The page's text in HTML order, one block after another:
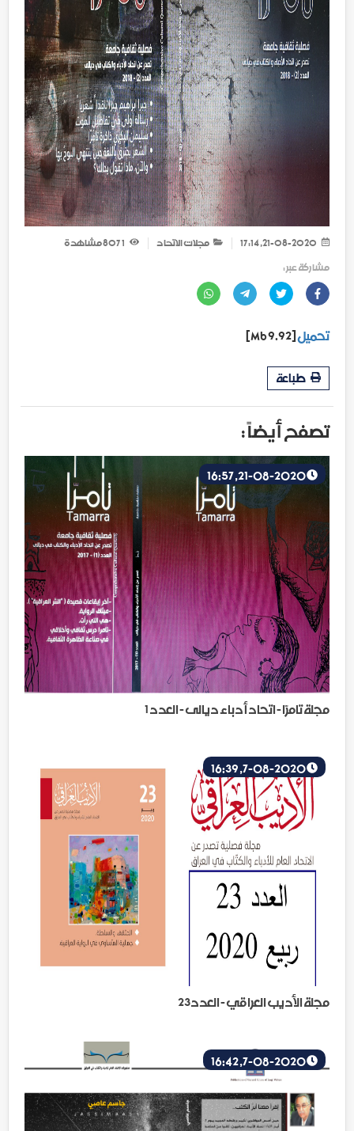
مجلات الاتحاد
مشاهدة
مشاركة عبر :
تحميل[9.92 Mb]
طباعة
تصفح أيضاً :
مجلة تامرّا - اتحاد أدباء ديالى - العدد 1
مجلة الأديب العراقي - العدد23